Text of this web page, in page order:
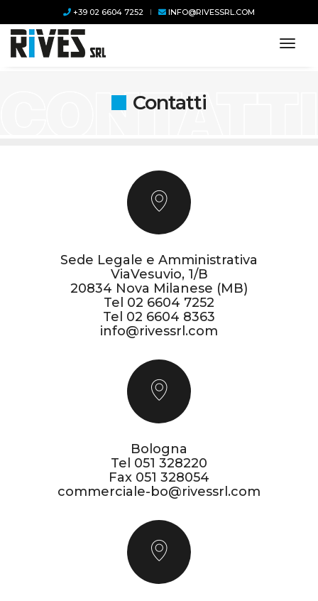
+39 02 6604 7252 INFO@RIVESSRL.COM
Contatti
Sede Legale e Amministrativa
ViaVesuvio, 1/B
20834 Nova Milanese (MB)
Tel 02 6604 7252
Tel 02 6604 8363
info@rivessrl.com
Bologna
Tel 051 328220
Fax 051 328054
commerciale-bo@rivessrl.com